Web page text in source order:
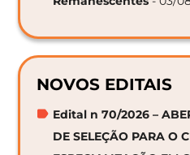
NOVOS EDITAIS
Edital n 70/2026 –
DE SELEÇÃO PARA O